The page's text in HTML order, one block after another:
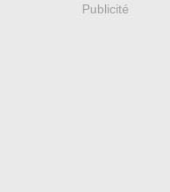
Publicité